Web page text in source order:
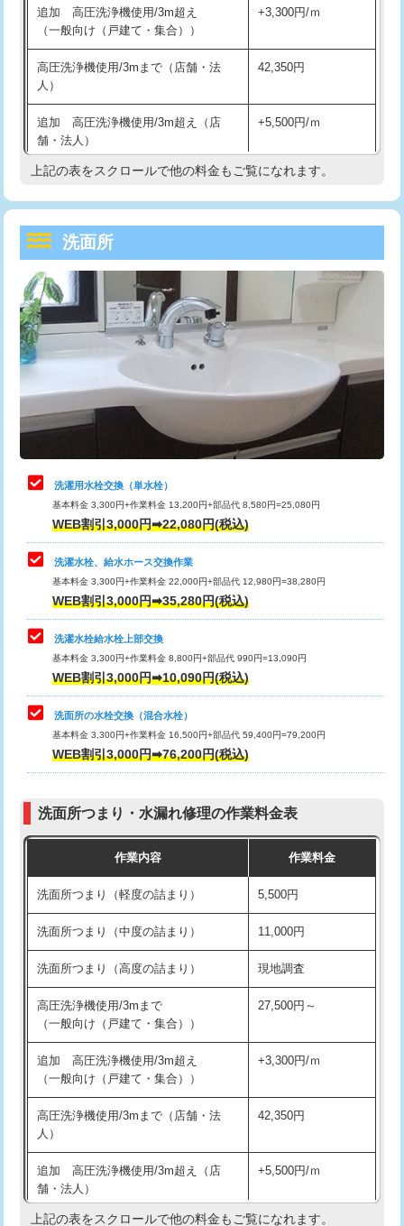
マス交換（深さ50㎝以上） 66,000円
コンクリート斫り（厚さ10㎝まで） 27,500円
コンクリート斫り（厚さ10㎝超え）
モルタル補修（厚さ10㎝まで）
モルタル補修（厚さ10㎝超え） 38,500円
洗面台設置 38,500円
追加人工
廃棄・処分 現場見積
※給水管工事は20mmまでの価格です。
持込商品取付（混合水栓） 16,500円
給水管工事※（ホール加工)
給水管工事※（バンド止め) 3,300円
給水管工事※（支持金具設置) 5,500円
給水管工事※（保温材使用（バンド止
め込み）)
5,500円
給水管工事※（土の掘削・埋め戻し作
業)
11,000円
給水管工事※（塩ビ管（VP・HI）使
用/3ｍまで)
33,000円
給水管工事※（塩ビ管（VP・HI）使
用（追加）/3ｍ超え)
給水管工事※（ライニング鋼管・銅
管・ポリ管・HT管使用/3ｍまで)
44,000円
給水管工事※（ライニング鋼管・銅
管・ポリ管・HT管使用/3ｍ超え)
排水管工事（土の掘削・埋め戻し作
業）
排水管工事（排水管工事/3ｍまで） 55,000円
排水管工事（追加 排水管工事/3ｍ超
え）
マス交換（土の掘削・埋め戻し作業）
マス交換（深さ50㎝未満）
マス交換（深さ50㎝以上）
モルタル補修（厚さ10㎝まで） 27,500円
モルタル補修（厚さ10㎝超え） 38,500円
洗面台設置 38,500円
バスタブ設置 現場見積
追加人工 16,500円
廃棄・処分
※給水管工事は20mmまでの価格です。
追加 高圧洗浄機使用/3m超え
（一般向け（戸建て・集合））
+3,300円/ｍ
高圧洗浄機使用/3mまで（店舗・法
人）
42,350円
追加 高圧洗浄機使用/3m超え（店
舗・法人）
+5,500円/ｍ
高度高圧洗浄換 現地調査
トーラー機使用/3mまで
追加トーラー機使用/3m超え +3,300円
カメラ調査 33,000円
桝清掃
止水・漏水調査・防水処理・清掃・修
理・調整・分解・加工など（軽作業）
11,000円
止水・漏水調査・防水処理・清掃・修
理・調整・分解・加工など（中作業）
22,000円
止水・漏水調査・防水処理・清掃・修
理・調整・分解・加工など（重作業）
33,000円
キッチンタンク脱着
その他部品の脱着
交換・取付（タンク）
交換・取付(単水栓（壁付・デッキ
式）)
交換・取付(混合水栓（壁付・デッキ
式・ワンホール）)
16,500円+材料費
（P/S/ポップアップ））
交換・取付（その他部品） 11,000円+材料費
持込商品取付（単水栓） 13,200円
持込商品取付（混合水栓） 16,500円
持込商品取付（浄水器・分岐水栓） 16,500円
給水管工事※（ホール加工) 16,500円
給水管工事※（バンド止め)
給水管工事※（支持金具設置) 5,500円
給水管工事※（保温材使用（バンド止
め込み）)
5,500円
給水管工事※（土の掘削・埋め戻し作
業)
11,000円
給水管工事※（塩ビ管（VP・HI）使
上記の表をスクロールで他の料金もご覧になれます。
洗面所
洗濯用水栓交換（単水栓）
基本料金 3,300円+作業料金 13,200円+部品代 8,580円=25,080円
WEB割引3,000円➡22,080円(税込)
洗濯水栓、給水ホース交換作業
基本料金 3,300円+作業料金 22,000円+部品代 12,980円=38,280円
WEB割引3,000円➡35,280円(税込)
洗濯水栓給水栓上部交換
基本料金 3,300円+作業料金 8,800円+部品代 990円=13,090円
WEB割引3,000円➡10,090円(税込)
洗面所の水栓交換（混合水栓）
基本料金 3,300円+作業料金 16,500円+部品代 59,400円=79,200円
WEB割引3,000円➡76,200円(税込)
洗面所つまり・水漏れ修理の作業料金表
作業内容 作業料金
洗面所つまり（軽度の詰まり） 5,500円
洗面所つまり（中度の詰まり） 11,000円
洗面所つまり（高度の詰まり） 現地調査
高圧洗浄機使用/3mまで
（一般向け（戸建て・集合））
27,500円～
追加 高圧洗浄機使用/3m超え
（一般向け（戸建て・集合））
+3,300円/ｍ
高圧洗浄機使用/3mまで（店舗・法
人）
42,350円
追加 高圧洗浄機使用/3m超え（店
舗・法人）
+5,500円/ｍ
上記の表をスクロールで他の料金もご覧になれます。